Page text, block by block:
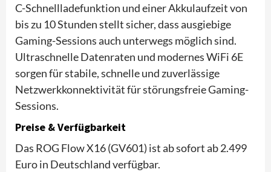
C-Schnellladefunktion und einer Akkulaufzeit von
bis zu 10 Stunden stellt sicher, dass ausgiebige
Gaming-Sessions auch unterwegs möglich sind.
Ultraschnelle Datenraten und modernes WiFi 6E
sorgen für stabile, schnelle und zuverlässige
Netzwerkkonnektivität für störungsfreie Gaming-
Sessions.
Preise & Verfügbarkeit
Das ROG Flow X16 (GV601) ist ab sofort ab 2.499
Euro in Deutschland verfügbar.